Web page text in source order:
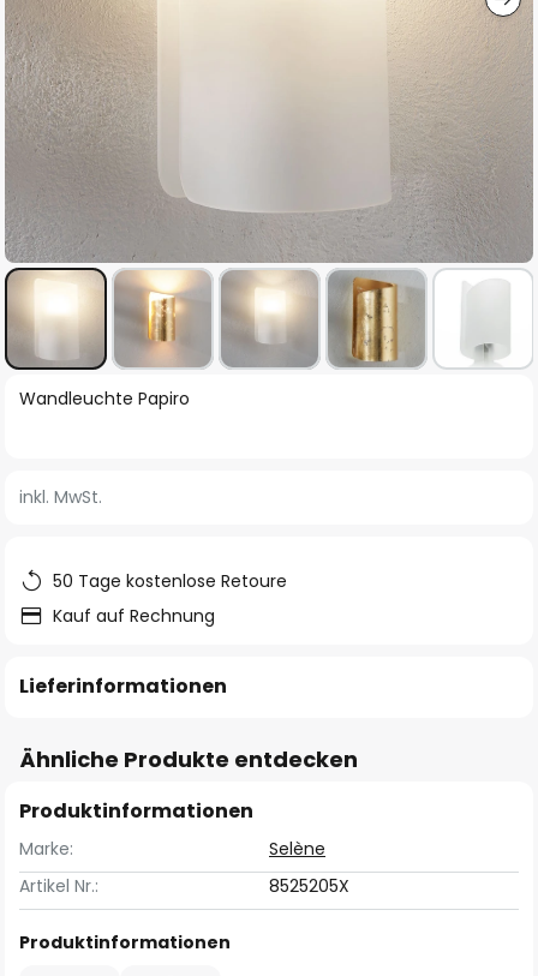
Zum
springen
Wandleuchte Papiro
inkl. MwSt.
50 Tage kostenlose Retoure
Kauf auf Rechnung
Lieferinformationen
Ähnliche Produkte entdecken
Produktinformationen
Marke:
Selène
Artikel Nr.:
8525205X
Produktinformationen